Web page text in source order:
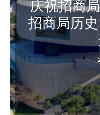
庆祝招商
招商局历